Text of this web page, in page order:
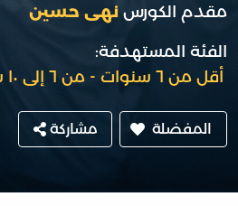
مقدم الكورس نهى حسين
الفئة المستهدفة:
أقل من ٦ سنوات
من ٦ إلى ١٠ سنوات
المفضلة مشاركة